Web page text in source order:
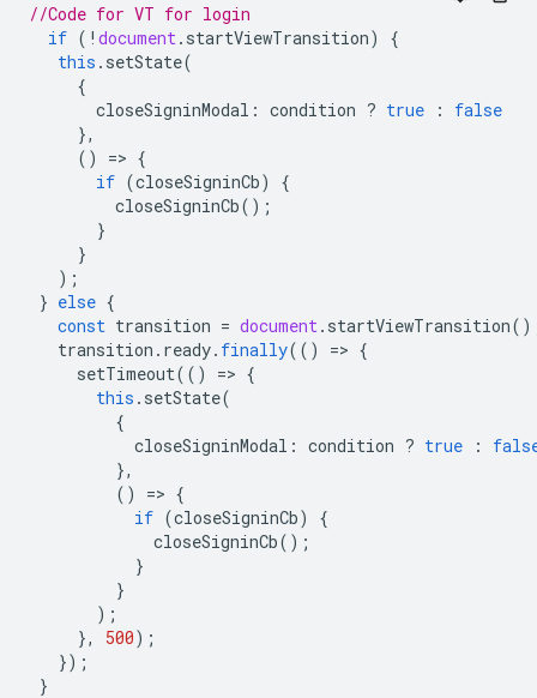
//Code for VT for login
if ( ! document . startViewTransition)
{
this . setState(
{
closeSigninModal : condition ? true :
false
},
()
=> {
if (closeSigninCb)
{
closeSigninCb();
}
}
);
} else {
const transition = document . startViewTransition
transition . ready. finally(() => {
setTimeout(() => {
this . setState(
{
closeSigninModal : condition ? true :
},
()
=> {
if (closeSigninCb)
{
closeSigninCb();
}
}
);
},
500);
});
}